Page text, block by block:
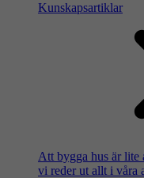
Kunskapsartiklar
Att bygga hus är lite
vi reder ut allt i våra